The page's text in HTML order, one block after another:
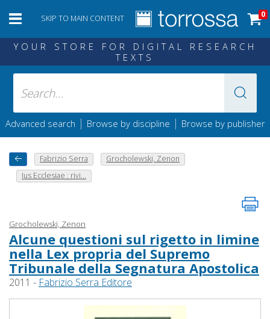
SKIP TO MAIN CONTENT 0
YOUR STORE FOR DIGITAL RESEARCH
TEXTS
Advanced search | Browse by discipline | Browse by publisher
Fabrizio Serra
Grocholewski, Zenon
Ius Ecclesiae : rivi...
Grocholewski, Zenon
Alcune questioni sul rigetto in limine
nella Lex propria del Supremo
Tribunale della Segnatura Apostolica
2011 - Fabrizio Serra Editore